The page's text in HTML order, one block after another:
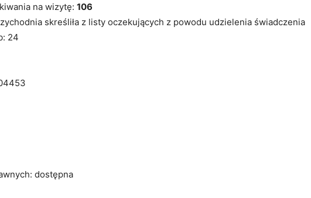
na wizytę: 106
skreśliła z listy oczekujących z powodu udzielenia świadczenia
24
dostępna